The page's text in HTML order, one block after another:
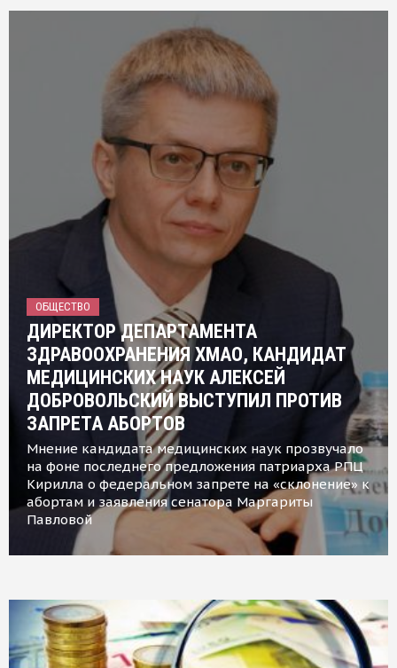
ОБЩЕСТВО
ДИРЕКТОР ДЕПАРТАМЕНТА
ЗДРАВООХРАНЕНИЯ ХМАО, КАНДИДАТ
МЕДИЦИНСКИХ НАУК АЛЕКСЕЙ
ДОБРОВОЛЬСКИЙ ВЫСТУПИЛ ПРОТИВ
ЗАПРЕТА АБОРТОВ
Мнение кандидата медицинских наук прозвучало
на фоне последнего предложения патриарха РПЦ
Кирилла о федеральном запрете на «склонение» к
абортам и заявления сенатора Маргариты
Павловой